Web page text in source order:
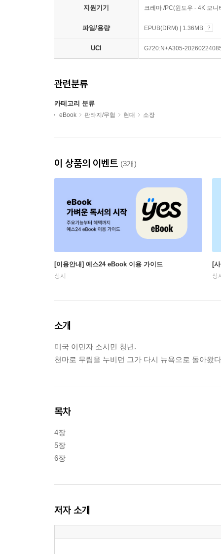
지원기기 크레마 /PC(윈도우 - 4K 모
파일/용량 EPUB(DRM) | 1.36MB
UCI G720:N+A305-
관련분류
카테고리 분류
eBook 판타지/무협 현대 소장
이 상품의 이벤트 (3개)
[이용안내] 예스24 eBook 이용 가이드
상시
[
상
소개
미국 이민자 소시민 청년.
천마로 무림을 누비던 그가 다시 뉴욕으로 돌아왔
목차
4장
5장
6장
저자 소개